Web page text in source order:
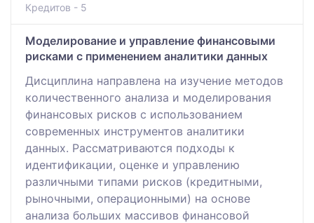
Кредитов - 5
Моделирование и управление финансовыми
рисками с применением аналитики данных
Дисциплина направлена на изучение методов
количественного анализа и моделирования
финансовых рисков с использованием
современных инструментов аналитики
данных. Рассматриваются подходы к
идентификации, оценке и управлению
различными типами рисков (кредитными,
рыночными, операционными) на основе
анализа больших массивов финансовой